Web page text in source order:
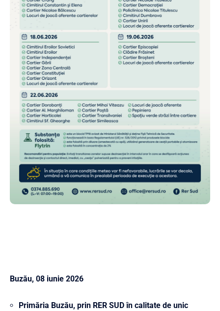
Buzău, 08 iunie 2026
Primăria Buzău, prin RER SUD în calitate de unic